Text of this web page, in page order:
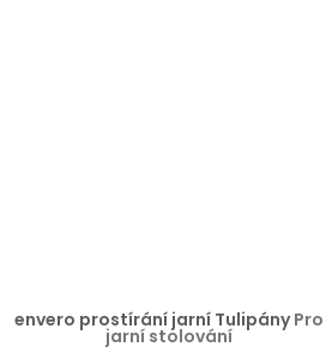
envero prostírání jarní TulipányPro
jarní stolování